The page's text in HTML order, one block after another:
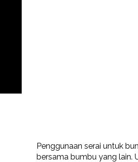
Penggunaan serai untuk
bersama bumbu yang lain.